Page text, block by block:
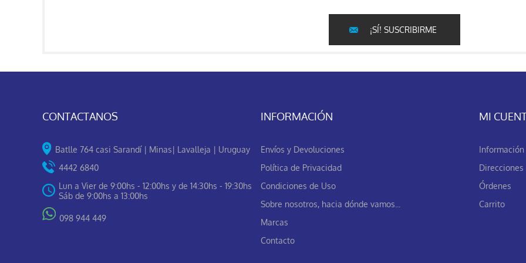
¡SÍ! SUSCRIBIRME
CONTACTANOS
Batlle 764 casi Sarandí | Minas| Lavalleja | Uruguay
4442 6840
Lun a Vier de 9:00hs - 12:00hs y de 14:30hs - 19:30hs
Sáb de 9:00hs a 13:00hs
098 944 449
INFORMACIÓN
Envíos y Devoluciones
Política de Privacidad
Condiciones de Uso
Sobre nosotros, hacia dónde vamos...
Marcas
Contacto
MI
Direcciones
Órdenes
Carrito